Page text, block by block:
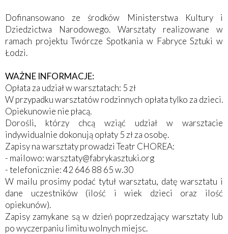
Dofinansowano ze środków Ministerstwa Kultury i
Dziedzictwa Narodowego. Warsztaty realizowane w
ramach projektu Twórcze Spotkania w Fabryce Sztuki w
Łodzi.
WAŻNE INFORMACJE:
Opłata za udział w warsztatach: 5 zł
W przypadku warsztatów rodzinnych opłata tylko za dzieci.
Opiekunowie nie płacą.
Dorośli, którzy chcą wziąć udział w warsztacie
indywidualnie dokonują opłaty 5 zł za osobę.
Zapisy na warsztaty prowadzi Teatr CHOREA:
- mailowo: warsztaty@fabrykasztuki.org
- telefonicznie: 42 646 88 65 w.30
W mailu prosimy podać tytuł warsztatu, datę warsztatu i
dane uczestników (ilość i wiek dzieci oraz ilość
opiekunów).
Zapisy zamykane są w dzień poprzedzający warsztaty lub
po wyczerpaniu limitu wolnych miejsc.